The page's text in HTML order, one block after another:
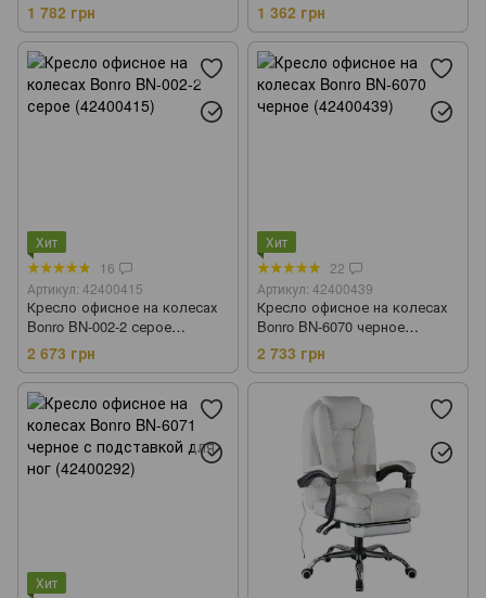
1 782 грн 1 362 грн
Хит
16
Артикул: 42400415
Кресло офисное на колесах
Bonro BN-002-2 серое
(42400415)
2 673 грн
Хит
22
Артикул: 42400439
Кресло офисное на колесах
Bonro BN-6070 черное
(42400439)
2 733 грн
Хит